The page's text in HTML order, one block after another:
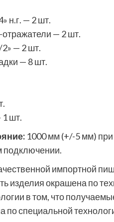
н.г. — 2 шт.
— 2 шт.
2» — 2 шт.
— 8 шт.
1 шт.
1000 мм (+/-5 мм)
подключении.
импортной
изделия окрашена по
в том, что
специальной